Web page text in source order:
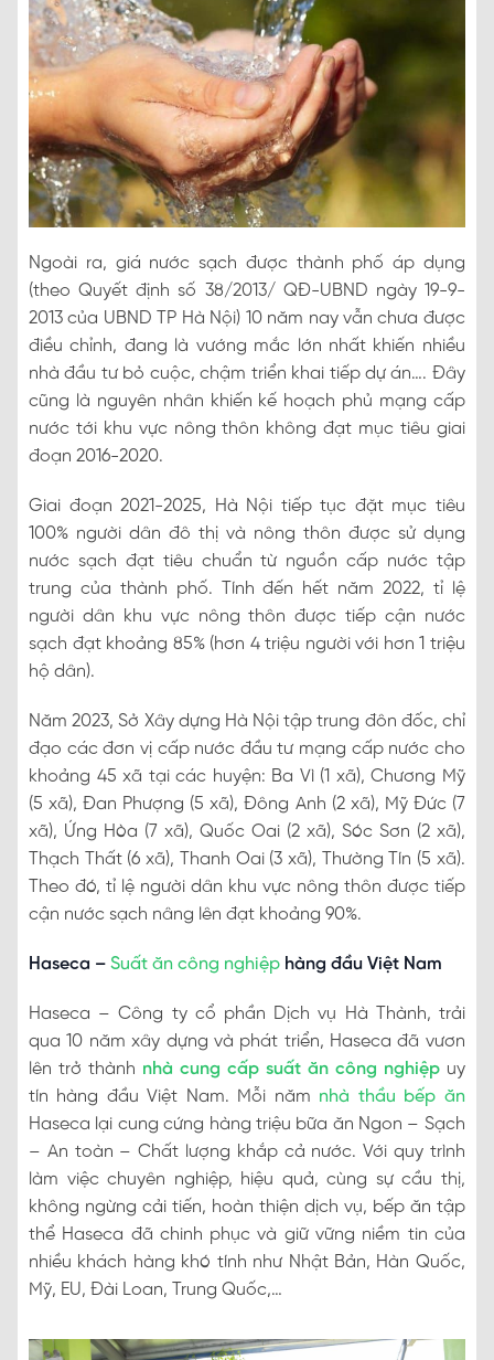
Ngoài ra, giá nước sạch được thành phố áp dụng
(theo Quyết định số 38/2013/ QĐ-UBND ngày 19-9-
2013 của UBND TP Hà Nội) 10 năm nay vẫn chưa được
điều chỉnh, đang là vướng mắc lớn nhất khiến nhiều
nhà đầu tư bỏ cuộc, chậm triển khai tiếp dự án…. Đây
cũng là nguyên nhân khiến kế hoạch phủ mạng cấp
nước tới khu vực nông thôn không đạt mục tiêu giai
đoạn 2016-2020.
Giai đoạn 2021-2025, Hà Nội tiếp tục đặt mục tiêu
100% người dân đô thị và nông thôn được sử dụng
nước sạch đạt tiêu chuẩn từ nguồn cấp nước tập
trung của thành phố. Tính đến hết năm 2022, tỉ lệ
người dân khu vực nông thôn được tiếp cận nước
sạch đạt khoảng 85% (hơn 4 triệu người với hơn 1 triệu
hộ dân).
Năm 2023, Sở Xây dựng Hà Nội tập trung đôn đốc, chỉ
đạo các đơn vị cấp nước đầu tư mạng cấp nước cho
khoảng 45 xã tại các huyện: Ba Vì (1 xã), Chương Mỹ
(5 xã), Đan Phượng (5 xã), Đông Anh (2 xã), Mỹ Đức (7
xã), Ứng Hòa (7 xã), Quốc Oai (2 xã), Sóc Sơn (2 xã),
Thạch Thất (6 xã), Thanh Oai (3 xã), Thường Tín (5 xã).
Theo đó, tỉ lệ người dân khu vực nông thôn được tiếp
cận nước sạch nâng lên đạt khoảng 90%.
Haseca – Suất ăn công nghiệp hàng đầu Việt Nam
Haseca – Công ty cổ phần Dịch vụ Hà Thành, trải
qua 10 năm xây dựng và phát triển, Haseca đã vươn
lên trở thành nhà cung cấp suất ăn công nghiệpuy
tín hàng đầu Việt Nam. Mỗi năm nhà thầu bếp ăn
Haseca lại cung cứng hàng triệu bữa ăn Ngon – Sạch
– An toàn – Chất lượng khắp cả nước. Với quy trình
làm việc chuyên nghiệp, hiệu quả, cùng sự cầu thị,
không ngừng cải tiến, hoàn thiện dịch vụ, bếp ăn tập
thể Haseca đã chinh phục và giữ vững niềm tin của
nhiều khách hàng khó tính như Nhật Bản, Hàn Quốc,
Mỹ, EU, Đài Loan, Trung Quốc,…